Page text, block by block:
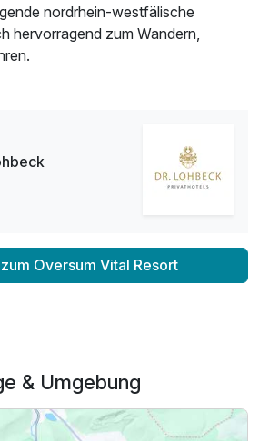
nordrhein-westfälische
hervorragend zum Wandern,
Oversum Vital Resort
& Umgebung